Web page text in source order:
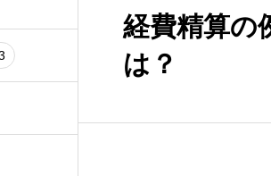
の際に
込むコツ
銀行交渉の一般的
間はどれくらいで
か？
経費精算の
は？